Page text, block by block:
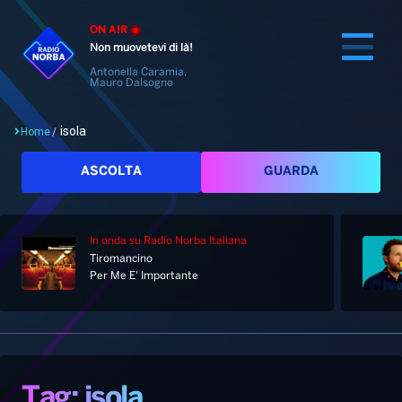
ON AIR
Non muovetevi di là!
Antonella Caramia,
Mauro Dalsogno
Home
Palinsesto
Notizie
Home/ isola
ASCOLTA GUARDA
In onda su Radio Norba Italiana
Tiromancino
Per Me E' Importante